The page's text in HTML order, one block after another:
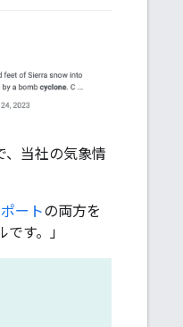
、当社の気象情
ートの両方を
す。」